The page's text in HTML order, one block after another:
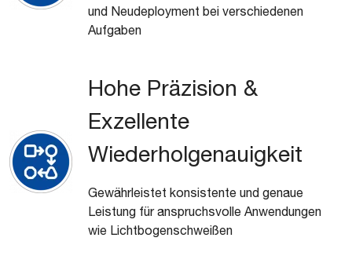
und Neudeployment bei verschiedenen
Aufgaben
Hohe Präzision &
Exzellente
Wiederholgenauigkeit
Gewährleistet konsistente und genaue
Leistung für anspruchsvolle Anwendungen
wie Lichtbogenschweißen